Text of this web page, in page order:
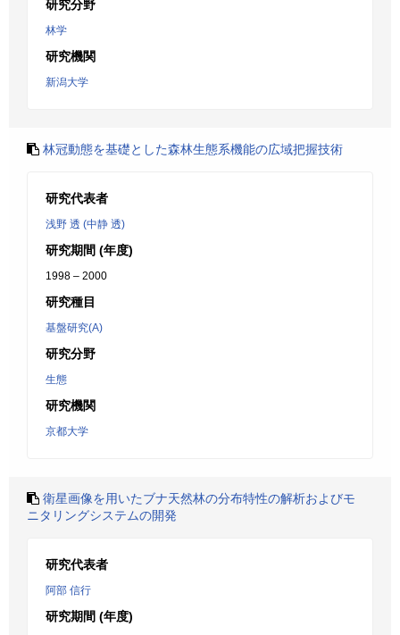
研究分野
林学
研究機関
新潟大学
林冠動態を基礎とした森林生態系機能の広域把握技術
研究代表者
浅野 透 (中静 透)
研究期間 (年度)
1998 – 2000
研究種目
基盤研究(A)
研究分野
生態
研究機関
京都大学
衛星画像を用いたブナ天然林の分布特性の解析およびモ
ニタリングシステムの開発
研究代表者
阿部 信行
研究期間 (年度)